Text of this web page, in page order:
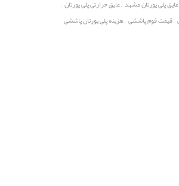
عایق پلی یورتان مشهد عایق حرارتی پلی یورتان
,قیمت فوم پاششی ,هزینه پلی یورتان پاششی